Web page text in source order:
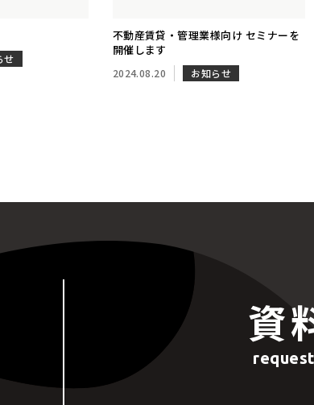
せ
不動産賃貸・管理業様向け セミナーを
開催します
2024.08.20 お知らせ
資